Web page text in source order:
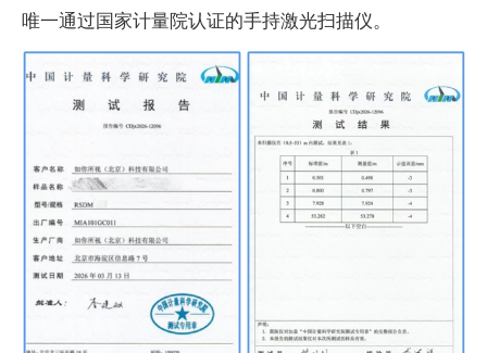
唯一通过国家计量院认证的手持激光扫描仪。